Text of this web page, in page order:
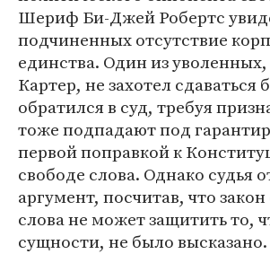
Шериф Би-Джей Робертс
подчиненных отсутствие
единства. Один из
Картер, не захотел сдаваться
обратился в суд, требуя
тоже подпадают под
первой поправкой к
свободе слова. Однако судья
аргумент, посчитав, что
слова не может защитить то,
сущности, не было высказано.